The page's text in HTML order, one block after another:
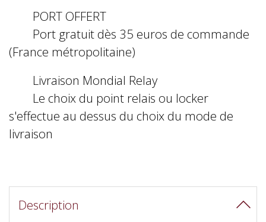
PORT OFFERT
Port gratuit dès 35 euros de commande
(France métropolitaine)
Livraison Mondial Relay
Le choix du point relais ou locker
s'effectue au dessus du choix du mode de
livraison
Description